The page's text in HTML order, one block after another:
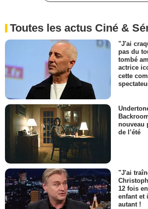
Toutes les actus Ciné &
"J'ai
pas du
tombé
actrice
cette
nouveau
de l’été
"J'ai
12 fois
enfant et
autant !